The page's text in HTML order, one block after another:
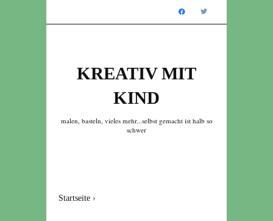
KREATIV MIT
KIND
malen, basteln, vieles mehr...selbst gemacht ist halb so
schwer
Startseite ›